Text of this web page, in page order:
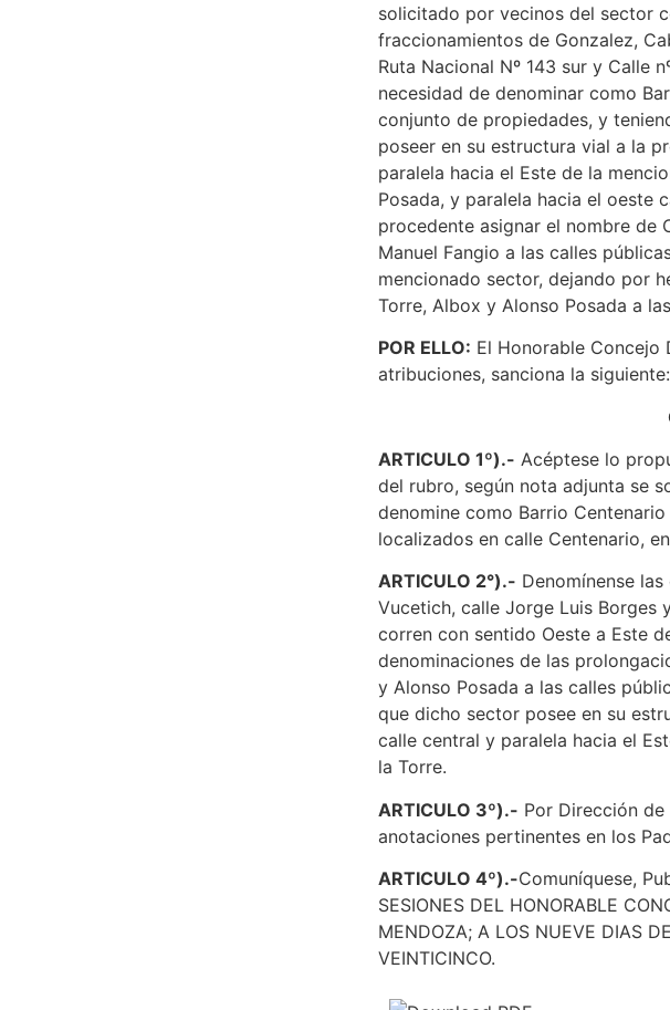
solicitado por vecinos del sector
fraccionamientos de Gonzalez,
Ruta Nacional Nº 143 sur y Calle
necesidad de denominar como
conjunto de propiedades, y
poseer en su estructura vial a la
paralela hacia el Este de la
Posada, y paralela hacia el oeste
procedente asignar el nombre de
Manuel Fangio a las calles
mencionado sector, dejando por
Torre, Albox y Alonso Posada a
POR ELLO: El Honorable Concejo
atribuciones, sanciona la siguiente:
ARTICULO 1º).- Acéptese lo
del rubro, según nota adjunta se
denomine como Barrio
localizados en calle Centenario,
ARTICULO 2°).- Denomínense
Vucetich, calle Jorge Luis Borges
corren con sentido Oeste a Este
denominaciones de las
y Alonso Posada a las calles
que dicho sector posee en su
calle central y paralela hacia el
la Torre.
ARTICULO 3º).- Por Dirección
anotaciones pertinentes en los
ARTICULO 4º).-Comuníquese,
SESIONES DEL HONORABLE
MENDOZA; A LOS NUEVE DIAS
VEINTICINCO.